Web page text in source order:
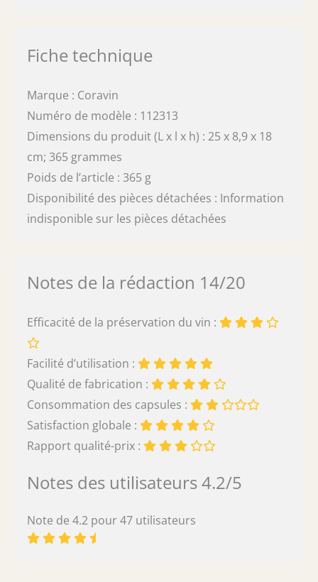
Fiche technique
Marque : Coravin
Numéro de modèle : 112313
Dimensions du produit (L x l x h) : 25 x 8,9 x 18
cm; 365 grammes
Poids de l’article : 365 g
Disponibilité des pièces détachées : Information
indisponible sur les pièces détachées
Notes de la rédaction 14/20
Efficacité de la préservation du vin :
Facilité d’utilisation :
Qualité de fabrication :
Consommation des capsules :
Satisfaction globale :
Rapport qualité-prix :
Notes des utilisateurs 4.2/5
Note de 4.2 pour 47 utilisateurs